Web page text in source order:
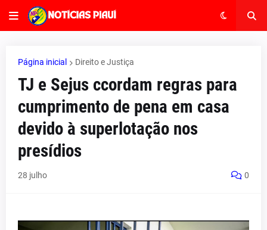
Página inicial Direito e Justiça
TJ e Sejus ccordam regras para
cumprimento de pena em casa
devido à superlotação nos
presídios
28 julho 0